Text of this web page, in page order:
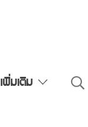
เพิ่มเติม